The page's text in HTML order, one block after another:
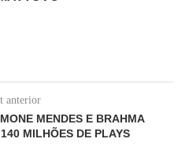
anterior
MENDES E BRAHMA
MILHÕES DE PLAYS